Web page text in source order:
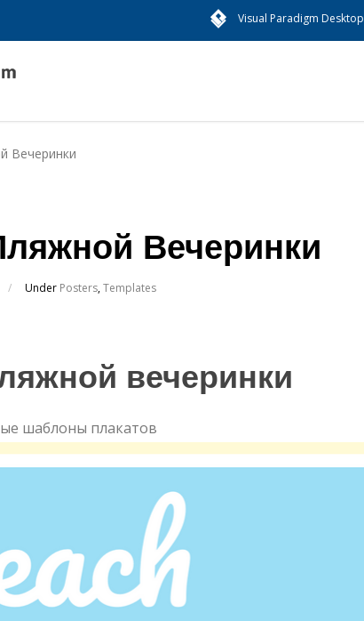
Visual Paradigm Desktop
Вечеринки
Вечеринки
/ Under Posters,Templates
вечеринки
шаблоны плакатов